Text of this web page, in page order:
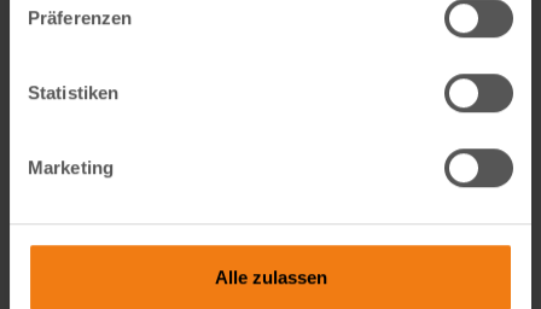
Präferenzen
Statistiken
Marketing
Alle zulassen
Aufblasbare Whirlpools sind in der Regel auf vier
Durchmesser des Pools erhöht sich die maximale
Anzahl der gleichzeitig entspannen könnenden
jeden Einzelnen, um ein vollkommenes
Ein aufblasbarer Whirlpool ist in erster Linie für
die Erholung und Entspannung konzipiert. Seine
Massagedüsen leisten dabei einen wesentlichen